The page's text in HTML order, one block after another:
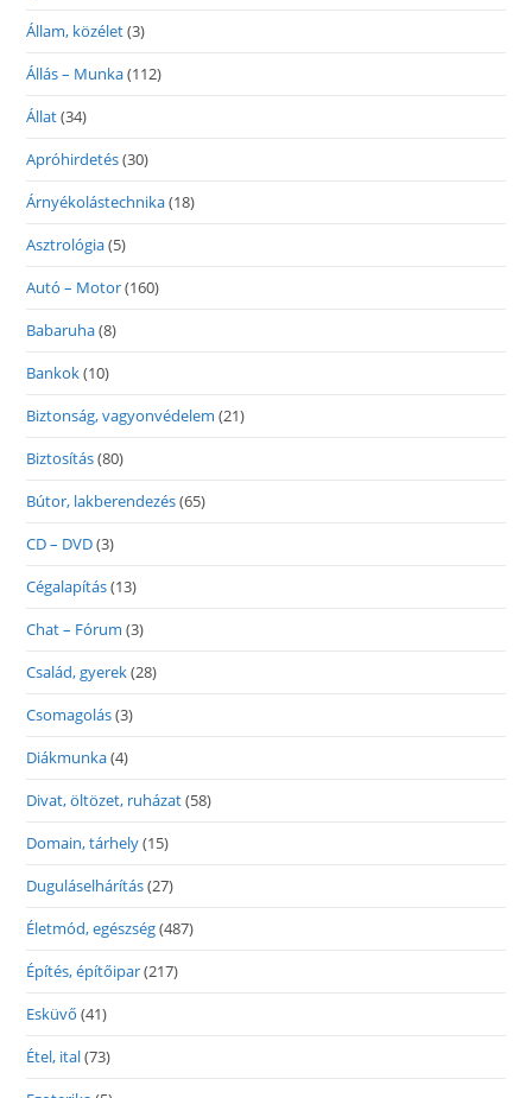
Állam, közélet(3)
Állás – Munka(112)
Állat(34)
Apróhirdetés(30)
Árnyékolástechnika(18)
Asztrológia(5)
Autó – Motor(160)
Babaruha(8)
Bankok(10)
Biztonság, vagyonvédelem (21)
Biztosítás(80)
Bútor, lakberendezés(65)
CD – DVD(3)
Cégalapítás(13)
Chat – Fórum (3)
Család, gyerek(28)
Csomagolás(3)
Diákmunka(4)
Divat, öltözet, ruházat(58)
Domain, tárhely(15)
Duguláselhárítás(27)
Életmód, egészség(487)
Építés, építőipar(217)
Esküvő (41)
Étel, ital(73)